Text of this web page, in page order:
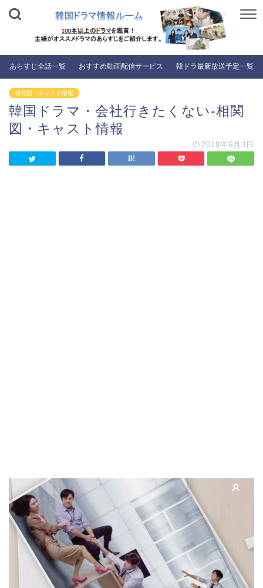
あらすじ全話一覧 おすすめ動画配信サービス 韓ドラ最新放送予定一覧
相関図・キャスト情報
韓国ドラマ・会社行きたくない-相関
図・キャスト情報
2019年6月3日